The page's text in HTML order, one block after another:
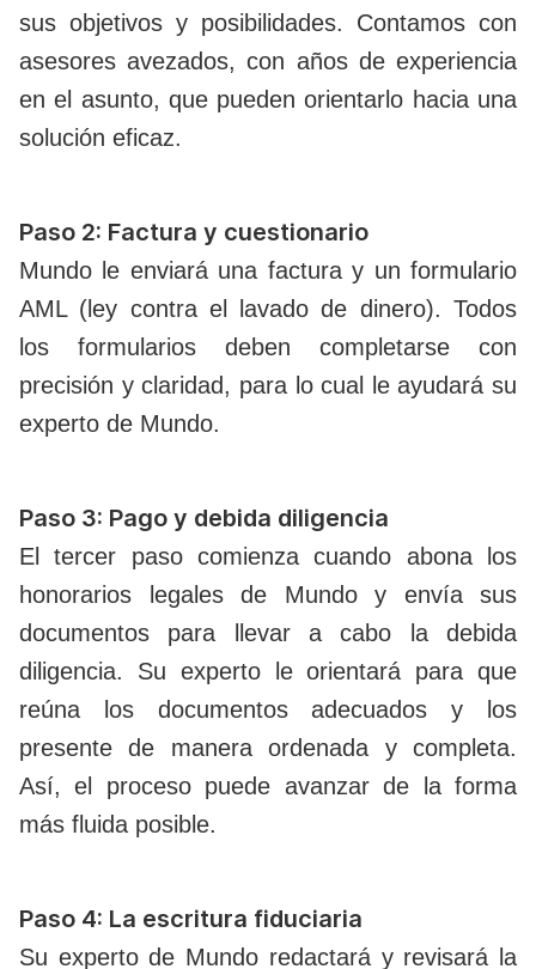
sus objetivos y posibilidades. Contamos con
asesores avezados, con años de experiencia
en el asunto, que pueden orientarlo hacia una
solución eficaz.
Paso 2: Factura y cuestionario
Mundo le enviará una factura y un formulario
AML (ley contra el lavado de dinero). Todos
los formularios deben completarse con
precisión y claridad, para lo cual le ayudará su
experto de Mundo.
Paso 3: Pago y debida diligencia
El tercer paso comienza cuando abona los
honorarios legales de Mundo y envía sus
documentos para llevar a cabo la debida
diligencia. Su experto le orientará para que
reúna los documentos adecuados y los
presente de manera ordenada y completa.
Así, el proceso puede avanzar de la forma
más fluida posible.
Paso 4: La escritura fiduciaria
Su experto de Mundo redactará y revisará la